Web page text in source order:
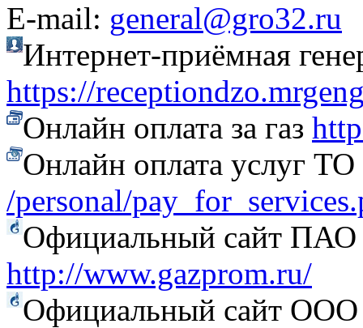
Е-mail: general@gro32.ru
Интернет-приёмная
https://
Онлайн оплата за газ
Онлайн оплата услуг
/personal/
Официальный сайт ПАО
http://www.gazprom.ru/
Официальный сайт ООО